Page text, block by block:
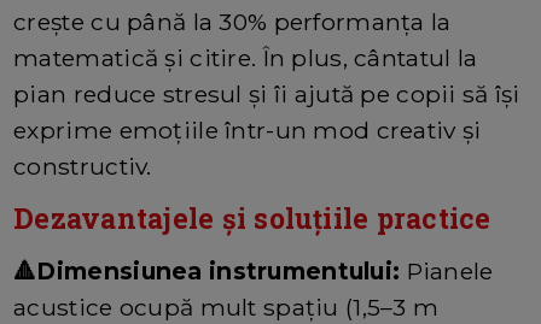
crește cu până la 30% performanța la
matematică și citire. În plus, cântatul la
pian reduce stresul și îi ajută pe copii să își
exprime emoțiile într-un mod creativ și
constructiv.
Dezavantajele și soluțiile practice
🔺Dimensiunea instrumentului: Pianele
acustice ocupă mult spațiu (1,5–3 m